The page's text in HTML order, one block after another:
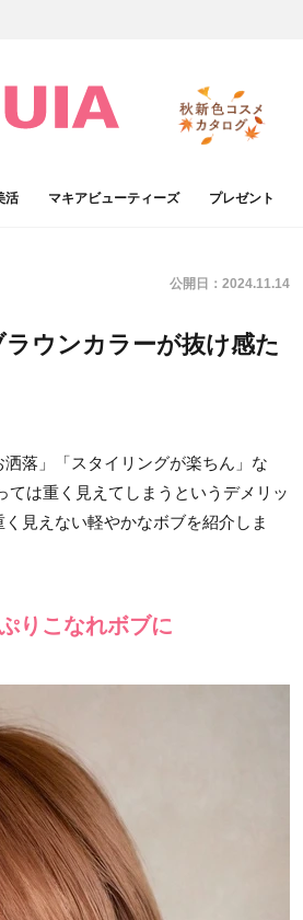
活 マキアビューティーズ プレゼント
公開日： 2024.11.14
ウンカラーが抜け感た
落」「スタイリングが楽ちん」な
は重く見えてしまうというデメリッ
見えない軽やかなボブを紹介しま
りこなれボブに